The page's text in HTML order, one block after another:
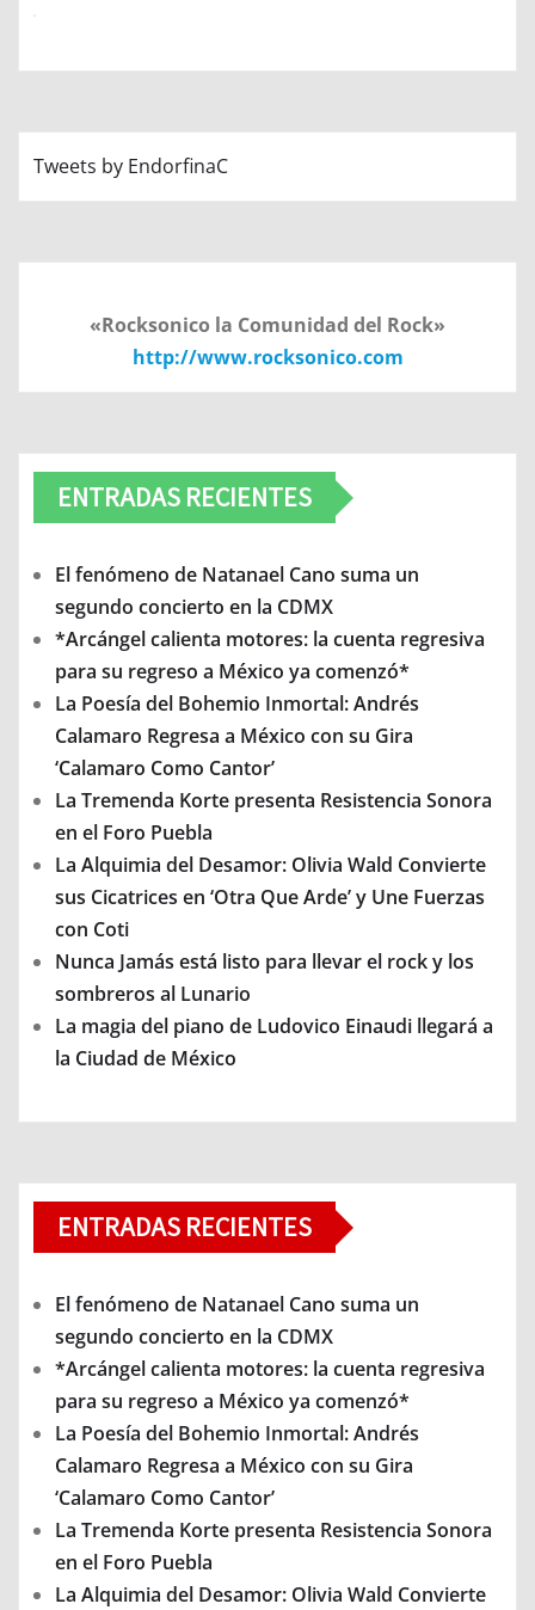
Tweets by EndorfinaC
«Rocksonico la Comunidad del Rock»
http://www.rocksonico.com
ENTRADAS RECIENTES
El fenómeno de Natanael Cano suma un
segundo concierto en la CDMX
*Arcángel calienta motores: la cuenta regresiva
para su regreso a México ya comenzó*
La Poesía del Bohemio Inmortal: Andrés
Calamaro Regresa a México con su Gira
‘Calamaro Como Cantor’
La Tremenda Korte presenta Resistencia Sonora
en el Foro Puebla
La Alquimia del Desamor: Olivia Wald Convierte
sus Cicatrices en ‘Otra Que Arde’ y Une Fuerzas
con Coti
Nunca Jamás está listo para llevar el rock y los
sombreros al Lunario
La magia del piano de Ludovico Einaudi llegará a
la Ciudad de México
ENTRADAS RECIENTES
El fenómeno de Natanael Cano suma un
segundo concierto en la CDMX
*Arcángel calienta motores: la cuenta regresiva
para su regreso a México ya comenzó*
La Poesía del Bohemio Inmortal: Andrés
Calamaro Regresa a México con su Gira
‘Calamaro Como Cantor’
La Tremenda Korte presenta Resistencia Sonora
en el Foro Puebla
La Alquimia del Desamor: Olivia Wald Convierte